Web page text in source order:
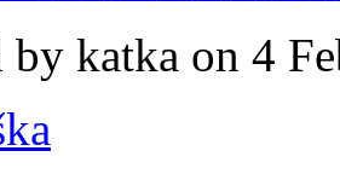
by katka on 4